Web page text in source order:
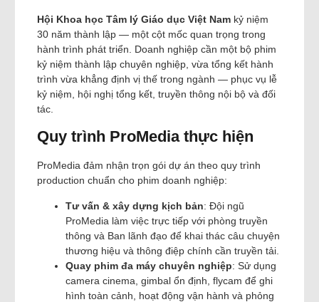
Hội Khoa học Tâm lý Giáo dục Việt Nam kỷ niệm
30 năm thành lập — một cột mốc quan trọng trong
hành trình phát triển. Doanh nghiệp cần một bộ phim
kỷ niệm thành lập chuyên nghiệp, vừa tổng kết hành
trình vừa khẳng định vị thế trong ngành — phục vụ lễ
kỷ niệm, hội nghị tổng kết, truyền thông nội bộ và đối
tác.
Quy trình ProMedia thực hiện
ProMedia đảm nhận trọn gói dự án theo quy trình
production chuẩn cho phim doanh nghiệp:
Tư vấn & xây dựng kịch bản: Đội ngũ
ProMedia làm việc trực tiếp với phòng truyền
thông và Ban lãnh đạo để khai thác câu chuyện
thương hiệu và thông điệp chính cần truyền tải.
Quay phim đa máy chuyên nghiệp: Sử dụng
camera cinema, gimbal ổn định, flycam để ghi
hình toàn cảnh, hoạt động vận hành và phỏng